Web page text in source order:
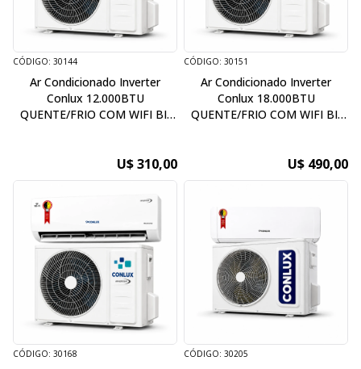
CÓDIGO: 30144
Ar Condicionado Inverter
Conlux 12.000BTU
QUENTE/FRIO COM WIFI BI-
U$ 310,00
CÓDIGO: 30151
Ar Condicionado Inverter
Conlux 18.000BTU
QUENTE/FRIO COM WIFI BI-
U$ 490,00
CÓDIGO: 30168 CÓDIGO: 30205